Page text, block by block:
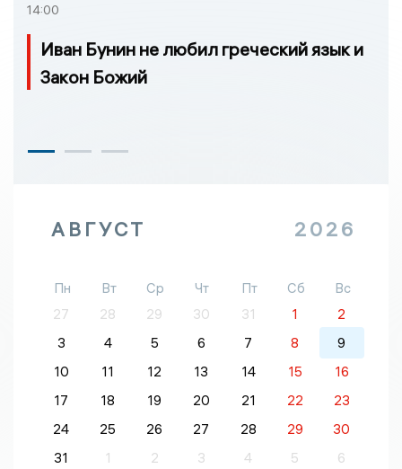
14:00
Иван Бунин не любил греческий язык и
Закон Божий
АВГУСТ 2026
Пн Вт Ср Чт Пт Сб
Вс
27
28 29 30 31 1
2
3
4 5 6 7 8
9
10
11 12 13 14 15
16
17
18 19 20 21 22
23
24
25 26 27 28 29
30
31
1 2 3 4 5 6